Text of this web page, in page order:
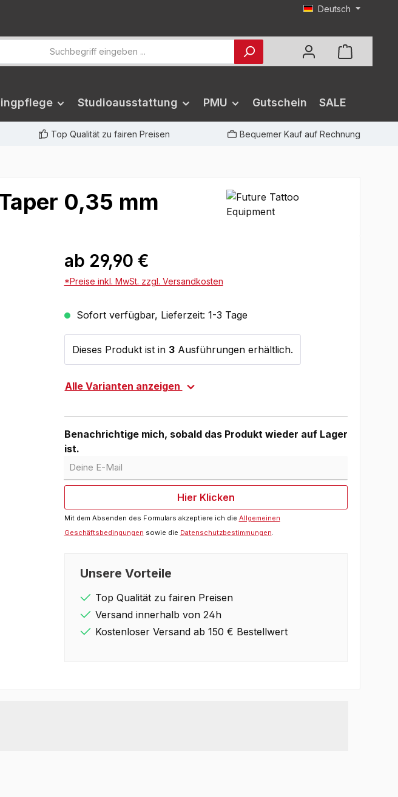
Deutsch
Studioausstattung PMU Gutschein SALE
Top Qualität zu fairen Preisen Bequemer Kauf auf Rechnung
0,35 mm
ab 29,90 €
*Preise inkl. MwSt. zzgl. Versandkosten
Sofort verfügbar, Lieferzeit: 1-3 Tage
Dieses Produkt ist in 3Ausführungen erhältlich.
Alle Varianten anzeigen
Benachrichtige mich, sobald das Produkt wieder auf Lager
ist.
Hier Klicken
Mit dem Absenden des Formulars akzeptiere ich die Allgemeinen
Geschäftsbedingungen sowie die Datenschutzbestimmungen.
Unsere Vorteile
Top Qualität zu fairen Preisen
Versand innerhalb von 24h
Kostenloser Versand ab 150 € Bestellwert